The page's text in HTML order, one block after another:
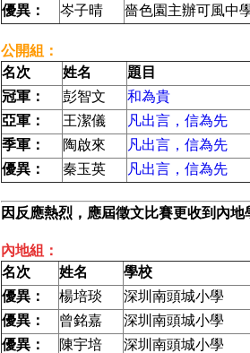
優異：
岑子晴 嗇色園主辦可風中
公開組：
名次
姓名
題目
冠軍：
彭智文
和為貴
亞軍：
王潔儀
凡出言，信為先
季軍：
陶啟來
凡出言，信為先
優異：
秦玉英 凡出言，信為先
因反應熱烈，應屆徵文比賽更收到內
內地組：
名次
姓名
學校
優異：
楊培琰
深圳南頭城小學
優異：
曾銘嘉
深圳南頭城小學
優異：
陳宇培
深圳南頭城小學